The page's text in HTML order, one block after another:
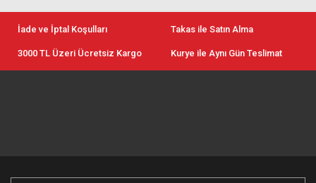
İade ve İptal Koşulları Takas ile Satın Alma
3000 TL Üzeri Ücretsiz Kargo Kurye ile Aynı Gün Teslimat